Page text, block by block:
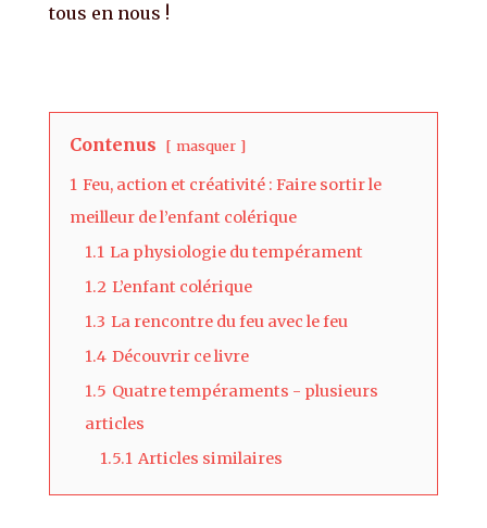
tous en nous !
Contenus masquer
1 Feu, action et créativité : Faire sortir le
meilleur de l’enfant colérique
1.1 La physiologie du tempérament
1.2 L’enfant colérique
1.3 La rencontre du feu avec le feu
1.4 Découvrir ce livre
1.5 Quatre tempéraments - plusieurs
articles
1.5.1 Articles similaires